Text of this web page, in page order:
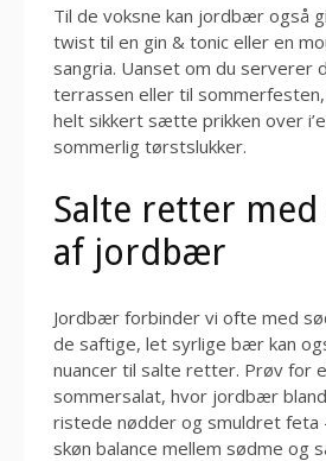
Til de voksne kan jordbær også
twist til en gin & tonic eller en
sangria. Uanset om du serverer
terrassen eller til
helt sikkert sætte prikken over
sommerlig tørstslukker.
Salte retter
af jordbær
Jordbær forbinder vi ofte med
de saftige, let syrlige bær kan
nuancer til salte retter. Prøv for
sommersalat, hvor jordbær
ristede nødder og smuldret feta
skøn balance mellem sødme og